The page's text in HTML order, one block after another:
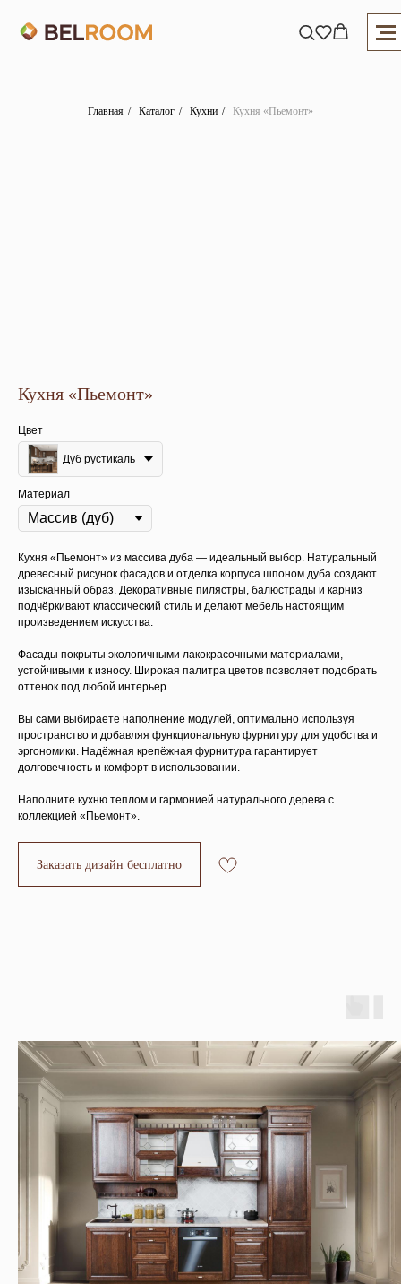
Главная / Каталог / Кухни / Кухня «Пьемонт»
Кухня «Пьемонт»
Цвет
Дуб рустикаль
Материал
Кухня «Пьемонт» из массива дуба — идеальный выбор. Натуральный
древесный рисунок фасадов и отделка корпуса шпоном дуба создают
изысканный образ. Декоративные пилястры, балюстрады и карниз
подчёркивают классический стиль и делают мебель настоящим
произведением искусства.
Фасады покрыты экологичными лакокрасочными материалами,
устойчивыми к износу. Широкая палитра цветов позволяет подобрать
оттенок под любой интерьер.
Вы сами выбираете наполнение модулей, оптимально используя
пространство и добавляя функциональную фурнитуру для удобства и
эргономики. Надёжная крепёжная фурнитура гарантирует
долговечность и комфорт в использовании.
Наполните кухню теплом и гармонией натурального дерева с
коллекцией «Пьемонт».
Заказать дизайн бесплатно